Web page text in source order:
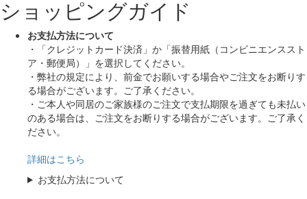
ショッピングガイド
お支払方法について
・「クレジットカード決済」か「振替用紙（コンビニエンススト
ア・郵便局）」を選択してください。
・弊社の規定により、前金でお願いする場合やご注文をお断りす
る場合がございます。ご了承ください。
・ご本人や同居のご家族様のご注文で支払期限を過ぎても未払い
のある場合は、ご注文をお断りする場合がございます。ご了承く
ださい。
詳細はこちら
お支払方法について